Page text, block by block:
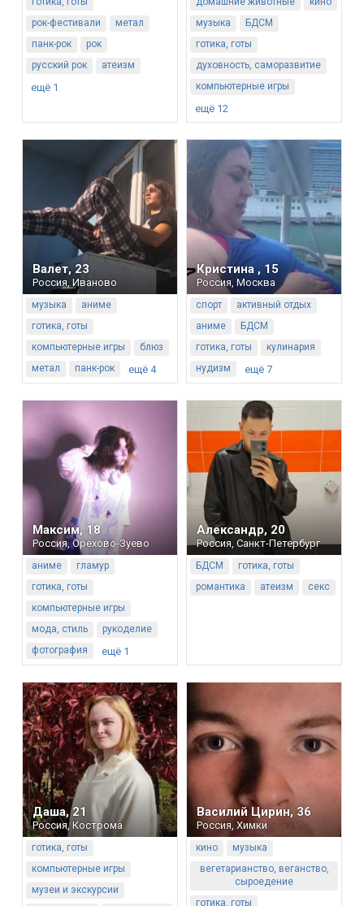
рок-фестивали
метал
панк-рок
рок
русский рок
атеизм
ещё 1
музыка
БДСМ
готика, готы
духовность, саморазвитие
компьютерные игры
ещё 12
Валет,23
Россия, Иваново
музыка
аниме
готика, готы
компьютерные игры
блюз
метал
панк-рок ещё 4
Кристина,15
Россия, Москва
спорт
активный отдых
аниме
БДСМ
готика, готы
кулинария
нудизм
ещё 7
Максим,18
Россия,Орехово-Зуево
аниме
гламур
готика, готы
компьютерные игры
мода, стиль
рукоделие
фотография
ещё 1
Александр, 20
Россия, Санкт-Петербург
БДСМ
готика, готы
романтика
атеизм секс
Даша,21
Россия, Кострома
готика, готы
компьютерные игры
музеи и экскурсии
Василий Цирин,36
Россия, Химки
кино
музыка
вегетарианство, веганство,
сыроедение
готика, готы